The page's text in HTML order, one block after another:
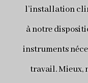
l’installation
à notre
instruments
travail. Mieux,